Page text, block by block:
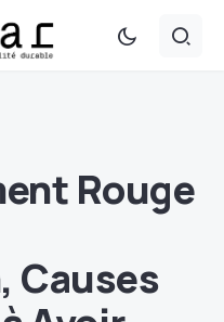
Rouge
Causes